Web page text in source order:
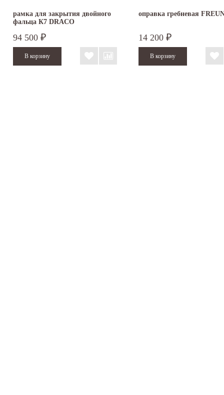
рамка для закрытия двойного
фальца К7 DRACO
94 500 ₽
оправка гребневая
14 200 ₽